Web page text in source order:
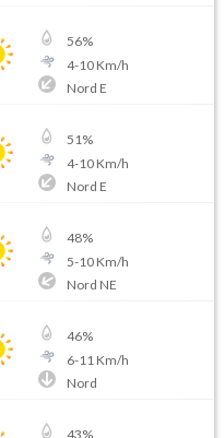
56%
4-10Km/h
Nord E
51%
4-10Km/h
Nord E
48%
5-10Km/h
Nord NE
46%
6-11 Km/h
Nord
43%